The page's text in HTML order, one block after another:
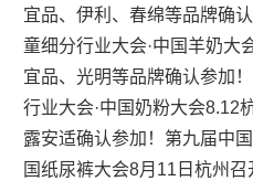
宜品、伊利、春绵等品牌确
童细分行业大会·中国羊奶大
宜品、光明等品牌确认参加
行业大会·中国奶粉大会8.12
露安适确认参加！第九届中
国纸尿裤大会8月11日杭州召